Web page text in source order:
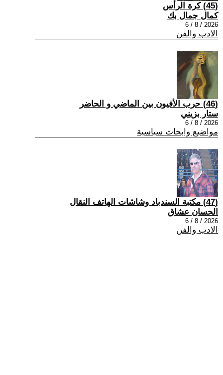
(45) كرة الرأس
كمال جمال بك
2026 / 8 / 6
الادب والفن
(46) حرب الأفيون بين الماضي و الحاضر
ستار بزيني
2026 / 8 / 6
مواضيع وابحاث سياسية
(47) مكتبة السندباد وشاشات الهاتف النقال
الحسان عشاق
2026 / 8 / 6
الادب والفن